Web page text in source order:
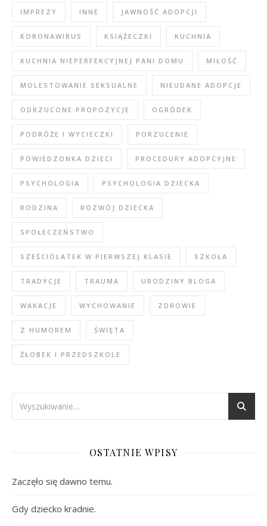
IMPREZY INNE JAWNOŚĆ ADOPCJI
KORONAWIRUS KSIĄŻECZKI KUCHNIA
KUCHNIA NIEPERFEKCYJNEJ PANI DOMU MIŁOŚĆ
MOLESTOWANIE SEKSUALNE NIEUDANE ADOPCJE
ODRZUCONE PROPOZYCJE OGRÓDEK
PODRÓŻE I WYCIECZKI PORZUCENIE
POWIEDZONKA DZIECI PROCEDURY ADOPCYJNE
PSYCHOLOGIA PSYCHOLOGIA DZIECKA
RODZINA ROZWÓJ DZIECKA
SPOŁECZEŃSTWO
SZEŚCIOLATEK W PIERWSZEJ KLASIE SZKOŁA
TRADYCJE TRAUMA URODZINY BLOGA
WAKACJE WYCHOWANIE ZDROWIE
Z HUMOREM ŚWIĘTA
ŻŁOBEK I PRZEDSZKOLE
OSTATNIE WPISY
Zaczęło się dawno temu.
Gdy dziecko kradnie.